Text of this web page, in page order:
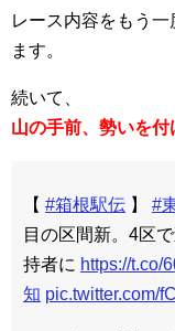
レース内容をもう
ます。
続いて、
山の手前、勢いを付
【 #箱根駅伝 】 #
目の区間新。4区
持者に https://t.co/
知 pic.twitter.com/